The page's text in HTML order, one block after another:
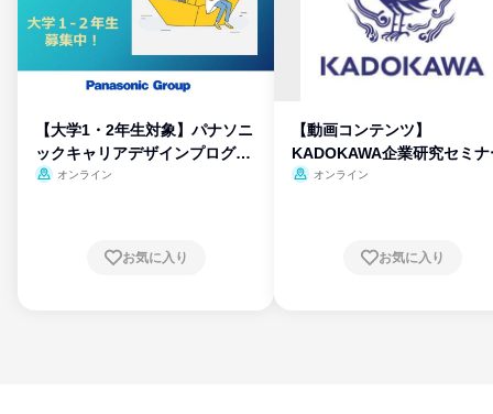
【大学1・2年生対象】パナソニ
ックキャリアデザインプログラ
ム
オンライン
お気に入り
【動画コンテンツ】
KADOKAWA企業研究セミナ
オンライン
お気に入り